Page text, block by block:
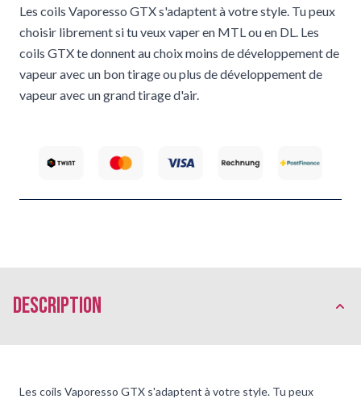
Les coils Vaporesso GTX s'adaptent à votre style. Tu peux
choisir librement si tu veux vaper en MTL ou en DL. Les
coils GTX te donnent au choix moins de développement de
vapeur avec un bon tirage ou plus de développement de
vapeur avec un grand tirage d'air.
Description
Les coils Vaporesso GTX s'adaptent à votre style. Tu peux